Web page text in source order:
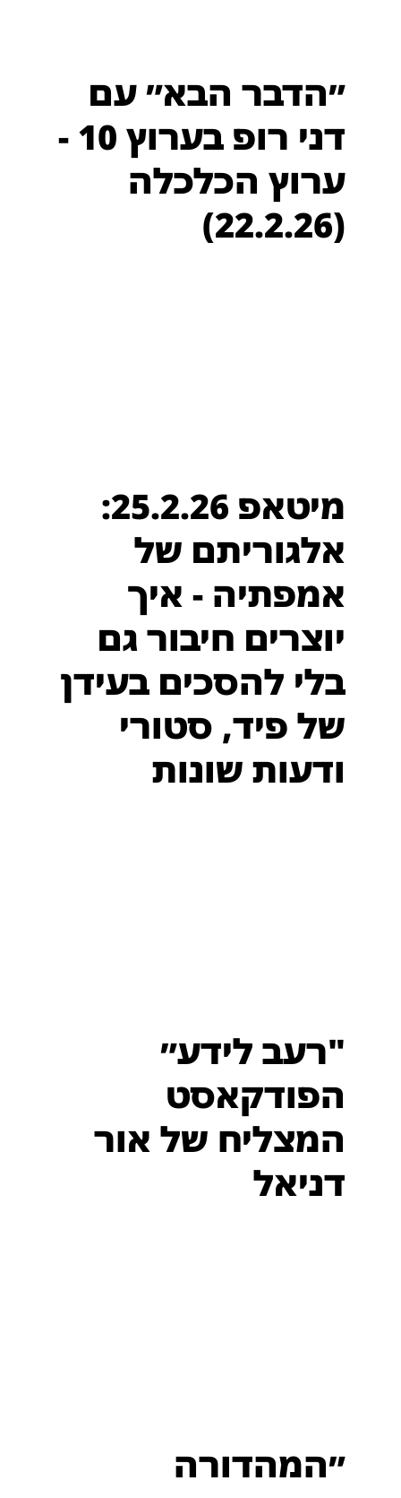
״הדבר הבא״ עם
דני רופ בערוץ 10 -
ערוץ הכלכלה
(22.2.26)
מיטאפ 25.2.26:
אלגוריתם של
אמפתיה - איך
יוצרים חיבור גם
בלי להסכים בעידן
של פיד, סטורי
ודעות שונות
"רעב לידע״
הפודקאסט
המצליח של אור
דניאל
״המהדורה